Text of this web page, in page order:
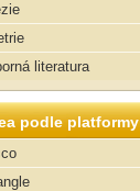
literatura
podle platformy